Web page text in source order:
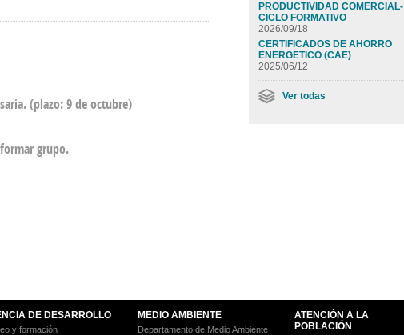
(plazo: 9 de octubre)
grupo.
PRODUCTIVIDAD COMERCIAL-
CICLO FORMATIVO
2026/09/18
CERTIFICADOS DE AHORRO
ENERGETICO (CAE)
2025/06/12
Ver todas
DE DESARROLLO
y formación
MEDIO AMBIENTE
Departamento de Medio Ambiente
ATENCIÓN A LA
POBLACIÓN